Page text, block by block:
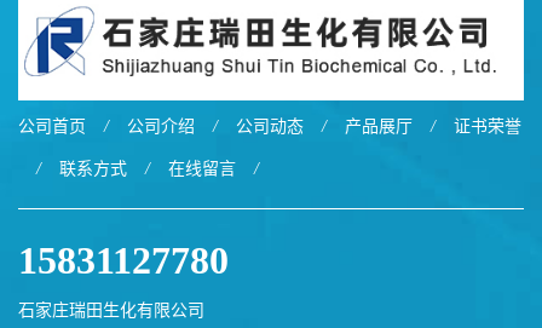
公司首页 / 公司介绍 / 公司动态 / 产品展厅 / 证书荣誉
/ 联系方式 / 在线留言 /
15831127780
石家庄瑞田生化有限公司